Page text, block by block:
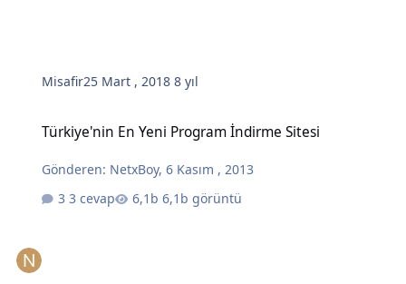
Misafir25 Mart , 20188 yıl
Türkiye'nin En Yeni Program İndirme Sitesi
Gönderen: NetxBoy,6 Kasım , 2013
3 cevap
6,1b görüntü